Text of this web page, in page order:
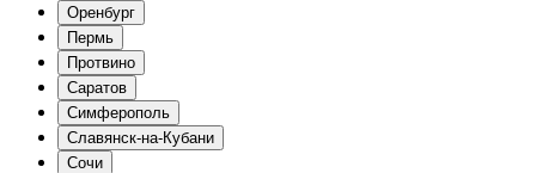
Оренбург
Пермь
Протвино
Саратов
Симферополь
Славянск-на-Кубани
Сочи